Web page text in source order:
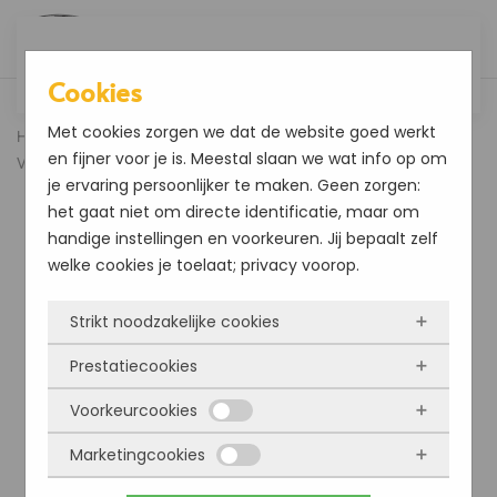
Home Caravan & Camper
Mer Original Zwarte Strepen
Verwijderaar 3 ltr.
Cookies
Met cookies zorgen we dat de website goed werkt
en fijner voor je is. Meestal slaan we wat info op om
je ervaring persoonlijker te maken. Geen zorgen:
het gaat niet om directe identificatie, maar om
handige instellingen en voorkeuren. Jij bepaalt zelf
welke cookies je toelaat; privacy voorop.
Strikt noodzakelijke cookies
Deze cookies zorgen ervoor dat de website
überhaupt werkt. Ze zijn dus altijd actief en
kunnen niet worden uitgezet. Meestal worden
ze alleen geplaatst als jij iets doet, zoals
inloggen, een formulier invullen of je
Prestatiecookies
Met deze cookies zien we hoe vaak onze site
bezocht wordt, waar bezoekers vandaan
komen en welke pagina’s populair zijn. Zo
Voorkeurcookies
Deze cookies onthouden jouw voorkeuren.
Marketingcookies